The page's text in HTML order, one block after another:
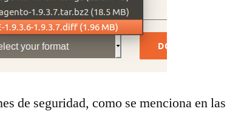
de seguridad, como se menciona en las